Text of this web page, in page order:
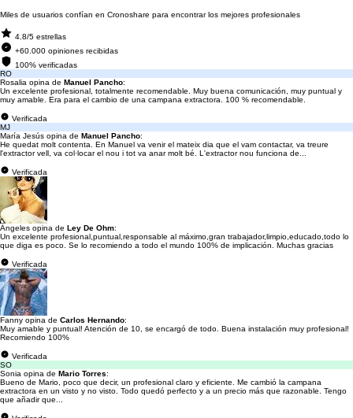
Miles de usuarios confían en Cronoshare para encontrar los mejores profesionales
4.8/5 estrellas
+60.000 opiniones recibidas
100% verificadas
RO
Rosalia opina de Manuel Pancho:
Un excelente profesional, totalmente recomendable. Muy buena comunicación, muy puntual y
muy amable. Era para el cambio de una campana extractora. 100 % recomendable.
Verificada
MJ
María Jesús opina de Manuel Pancho:
He quedat molt contenta. En Manuel va venir el mateix dia que el vam contactar, va treure
l'extractor vell, va col·locar el nou i tot va anar molt bé. L'extractor nou funciona de...
Verificada
Ángeles opina de Ley De Ohm:
Un excelente profesional,puntual,responsable al máximo,gran trabajador,limpio,educado,todo lo
que diga es poco. Se lo recomiendo a todo el mundo 100% de implicación. Muchas gracias
Verificada
Fanny opina de Carlos Hernando:
Muy amable y puntual! Atención de 10, se encargó de todo. Buena instalación muy profesional!
Recomiendo 100%
Verificada
SO
Sonia opina de Mario Torres:
Bueno de Mario, poco que decir, un profesional claro y eficiente. Me cambió la campana
extractora en un visto y no visto. Todo quedó perfecto y a un precio más que razonable. Tengo
que añadir que...